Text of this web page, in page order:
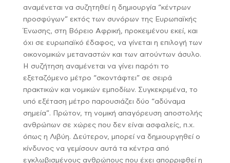
αναμένεται να συζητηθεί η δημιουργία “κέντρων
προσφύγων” εκτός των συνόρων της Ευρωπαϊκής
Ένωσης, στη Βόρειο Αφρική, προκειμένου εκεί, και
όχι σε ευρωπαϊκό έδαφος, να γίνεται η επιλογή των
οικονομικών μεταναστών και των αιτούντων άσυλο.
Η συζήτηση αναμένεται να γίνει παρότι το
εξεταζόμενο μέτρο “σκοντάφτει” σε σειρά
πρακτικών και νομικών εμποδίων. Συγκεκριμένα, το
υπό εξέταση μέτρο παρουσιάζει δύο “αδύναμα
σημεία”. Πρώτον, τη νομική απαγόρευση αποστολής
ανθρώπων σε χώρες που δεν είναι ασφαλείς, π.χ.
όπως η Λιβύη. Δεύτερον, μπορεί να δημιουργηθεί ο
κίνδυνος να γεμίσουν αυτά τα κέντρα από
εγκλωβισμένους ανθρώπους που έχει απορριφθεί η